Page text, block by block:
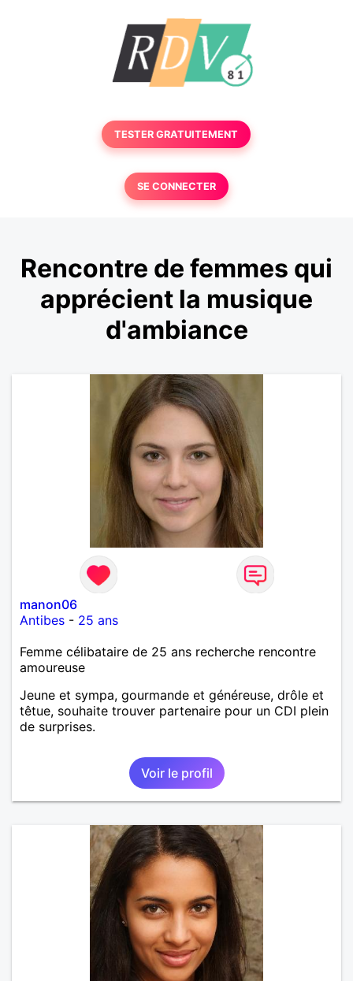
TESTER GRATUITEMENT
SE CONNECTER
Rencontre de femmes qui
apprécient la musique
d'ambiance
manon06
Antibes - 25 ans
Femme célibataire de 25 ans recherche rencontre
amoureuse
Jeune et sympa, gourmande et généreuse, drôle et
têtue, souhaite trouver partenaire pour un CDI plein
de surprises.
Voir le profil